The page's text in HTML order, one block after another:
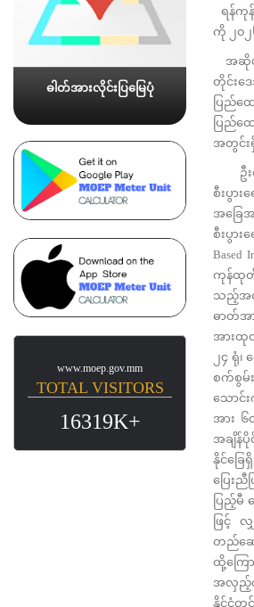
ဓါတ်အားလိုင်းပြမြေပုံ
www.moep.gov.mm
TOTAL VISITORS
16319K+
ရန်ကု
ကို ၂၀၂
အဆိုပါ
တိုင်းဒ
ပြည်ထ
ပြည်ထ
အတွင်းရှိ
ဦးစွ
စီးပွာ
အခြေ
စီးပွာ
ကုန်ထု
သည့်အတွ
ဓာတ်အ
အားထု
၂၄ ရုံ
စက်စွမ်
သောင်
အား ၆
အချိန်
နိုင်ခြ
ပြေး
ပြည့်မီ
ဖြင့်
တည်ဆေ
ထို့ကြေ
အလှည့်က
နိုင်ငံတွ